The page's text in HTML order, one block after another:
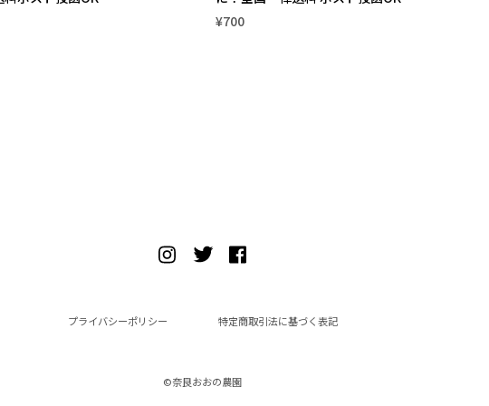
¥700
プライバシーポリシー 特定商取引法に基づく表記
©︎奈良おおの農園